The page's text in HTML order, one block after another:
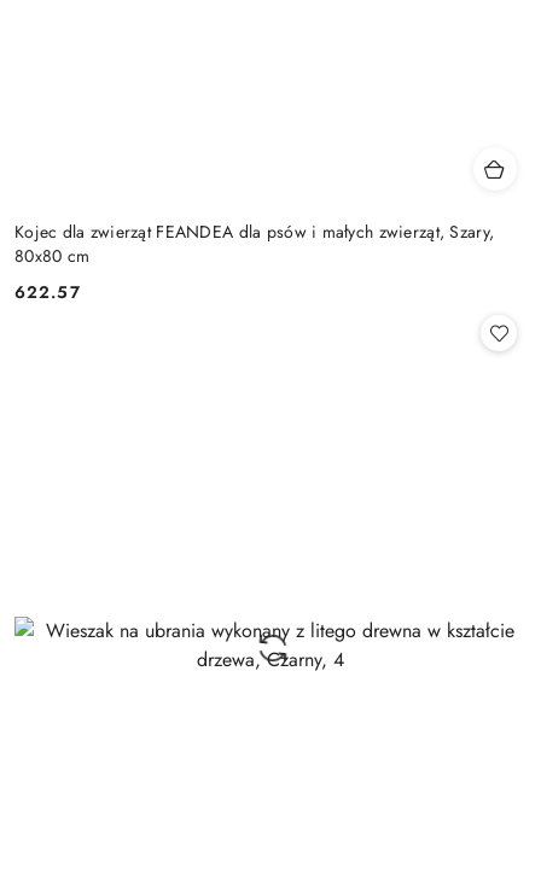
Kojec dla zwierząt FEANDEA dla psów i małych zwierząt, Szary,
80x80 cm
Cena:
622.57